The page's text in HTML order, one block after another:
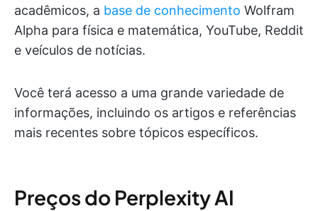
acadêmicos, a base de conhecimento Wolfram
Alpha para física e matemática, YouTube, Reddit
e veículos de notícias.
Você terá acesso a uma grande variedade de
informações, incluindo os artigos e referências
mais recentes sobre tópicos específicos.
Preços do Perplexity AI